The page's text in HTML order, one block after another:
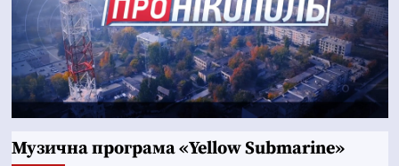
Музична програма «Yellow Submarine»